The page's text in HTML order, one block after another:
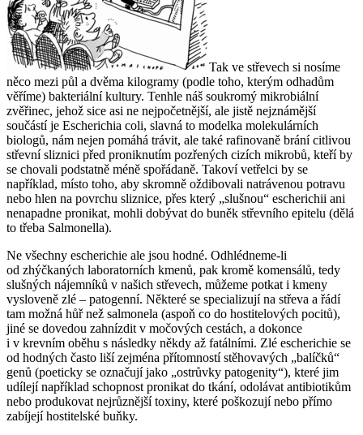
Tak ve střevech si nosíme
něco mezi půl a dvěma kilogramy (podle toho, kterým odhadům
věříme) bakteriální kultury. Tenhle náš soukromý mikrobiální
zvěřinec, jehož sice asi ne nejpočetnější, ale jistě nejznámější
součástí je Escherichia coli, slavná to modelka molekulárních
biologů, nám nejen pomáhá trávit, ale také rafinovaně brání citlivou
střevní sliznici před proniknutím pozřených cizích mikrobů, kteří by
se chovali podstatně méně spořádaně. Takoví vetřelci by se
například, místo toho, aby skromně oždibovali natrávenou potravu
nebo hlen na povrchu sliznice, přes který „slušnou“ escherichii ani
nenapadne pronikat, mohli dobývat do buněk střevního epitelu (dělá
to třeba Salmonella).
Ne všechny escherichie ale jsou hodné. Odhlédneme-li
od zhýčkaných laboratorních kmenů, pak kromě komensálů, tedy
slušných nájemníků v našich střevech, můžeme potkat i kmeny
vysloveně zlé – patogenní. Některé se specializují na střeva a řádí
tam možná hůř než salmonela (aspoň co do hostitelových pocitů),
jiné se dovedou zahnízdit v močových cestách, a dokonce
i v krevním oběhu s následky někdy až fatálními. Zlé escherichie se
od hodných často liší zejména přítomností stěhovavých „balíčků“
genů (poeticky se označují jako „ostrůvky patogenity“), které jim
udílejí například schopnost pronikat do tkání, odolávat antibiotikům
nebo produkovat nejrůznější toxiny, které poškozují nebo přímo
zabíjejí hostitelské buňky.